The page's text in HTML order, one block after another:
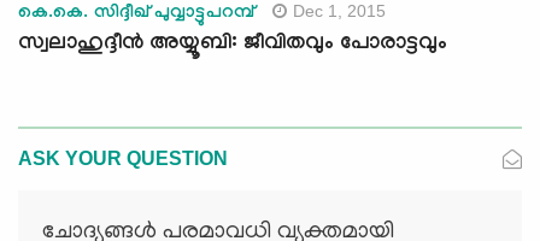
കെ.കെ. സിദ്ദീഖ് പുവ്വാട്ടുപറമ്പ്‌ Dec 1, 2015
സ്വലാഹുദ്ദീന്‍ അയ്യൂബി: ജീവിതവും പോരാട്ടവും
ASK YOUR QUESTION
ചോദ്യങ്ങള്‍ പരമാവധി വ്യക്തമായി